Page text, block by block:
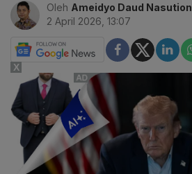
Oleh Ameidyo Daud Nasution
2 April 2026, 13:07
X